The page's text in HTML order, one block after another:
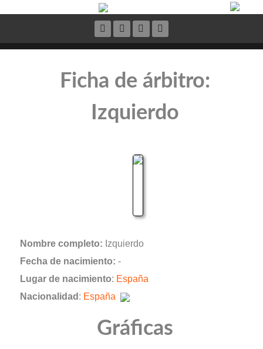
Ficha de árbitro:
Izquierdo
Nombre completo: Izquierdo
Fecha de nacimiento: -
Lugar de nacimiento: España
Nacionalidad : España
Gráficas